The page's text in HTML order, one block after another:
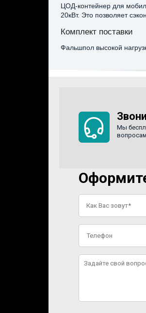
ЦОД-контейнер для
20кВт. Это позволяет
Комплект поставки
Фальшпол высокой
Мы